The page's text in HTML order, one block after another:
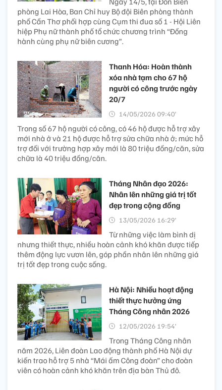
phòng Lai Hòa, Ban Chỉ huy Bộ đội Biên phòng thành
phố Cần Thơ phối hợp cùng Cụm thi đua số 1 - Hội Liên
hiệp Phụ nữ thành phố tổ chức chương trình “Đồng
hành cùng phụ nữ biên cương”.
Thanh Hóa: Hoàn thành
xóa nhà tạm cho 67 hộ
người có công trước ngày
20/7
14/05/2026 09:40’
Trong số 67 hộ người có công, có 46 hộ được hỗ trợ xây
mới nhà ở và 21 hộ được hỗ trợ sửa chữa nhà ở; mức hỗ
trợ đối với trường hợp xây mới là 80 triệu đồng/căn, sửa
chữa là 40 triệu đồng/căn.
Tháng Nhân đạo 2026:
Nhân lên những giá trị tốt
đẹp trong cộng đồng
13/05/2026 16:29’
Từ những việc làm bình dị
nhưng thiết thực, nhiều hoàn cảnh khó khăn được tiếp
thêm động lực vươn lên, góp phần nhân lên những giá
trị tốt đẹp trong cuộc sống.
Hà Nội: Nhiều hoạt động
thiết thực hưởng ứng
Tháng Công nhân 2026
12/05/2026 19:54’
Trong Tháng Công nhân
năm 2026, Liên đoàn Lao động thành phố Hà Nội dự
kiến trao hỗ trợ 5 nhà “Mái ấm Công đoàn” cho đoàn
viên có hoàn cảnh khó khăn trên địa bàn Thủ đô.